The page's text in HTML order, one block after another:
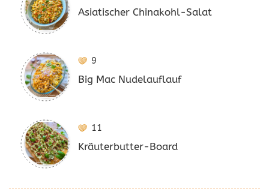
Asiatischer Chinakohl-Salat
9
Big Mac Nudelauflauf
11
Kräuterbutter-Board